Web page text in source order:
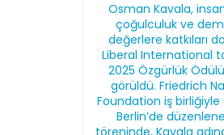
Osman Kavala,
çoğulculuk ve
değerlere katkıları
Liberal International
2025 Özgürlük
görüldü. Friedrich
Foundation iş birliğiyle
Berlin’de
töreninde, Kavala